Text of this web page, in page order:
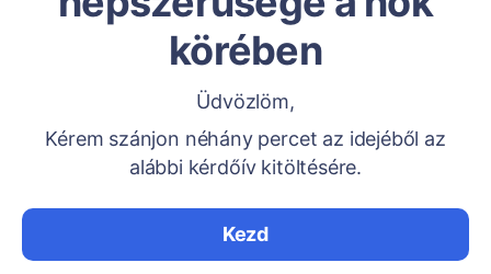
körében
Üdvözlöm,
Kérem szánjon néhány percet az idejéből az
alábbi kérdőív kitöltésére.
Kezd